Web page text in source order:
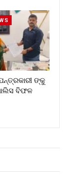
ଙ୍କୁ
ବିଫଳ